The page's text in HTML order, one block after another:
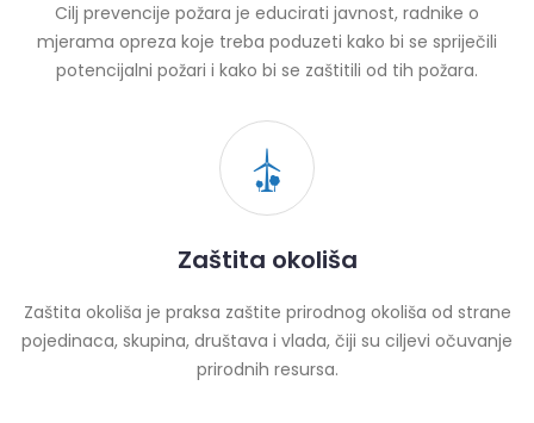
Cilj prevencije požara je educirati javnost, radnike o
mjerama opreza koje treba poduzeti kako bi se spriječili
potencijalni požari i kako bi se zaštitili od tih požara.
Zaštita okoliša
Zaštita okoliša je praksa zaštite prirodnog okoliša od strane
pojedinaca, skupina, društava i vlada, čiji su ciljevi očuvanje
prirodnih resursa.